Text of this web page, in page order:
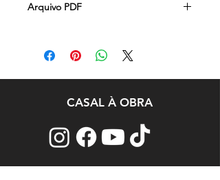
Arquivo PDF
CASAL À OBRA